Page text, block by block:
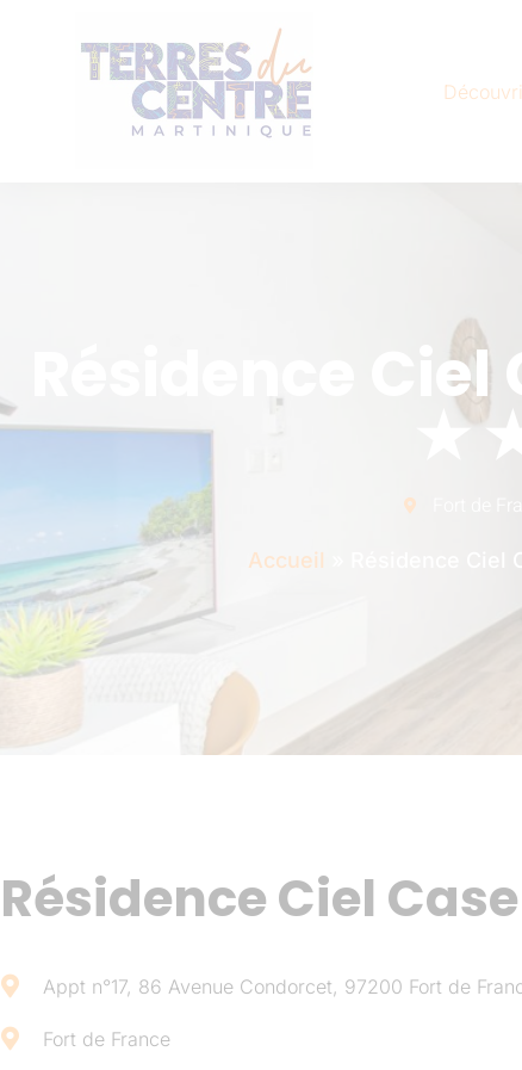
Résidence
★ ★
Accueil Résidence Ciel
Résidence Ciel
Appt n°17, 86 Avenue Condorcet, 97200 Fort de
Fort de France